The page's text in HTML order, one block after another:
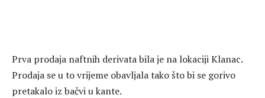
Prva prodaja naftnih derivata bila je na lokaciji Klanac.
Prodaja se u to vrijeme obavljala tako što bi se gorivo
pretakalo iz bačvi u kante.